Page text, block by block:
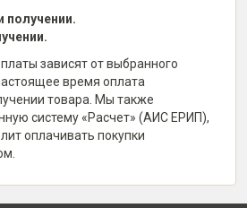
получении.
зависят от выбранного
время оплата
товара. Мы также
систему «Расчет» (АИС ЕРИП),
оплачивать покупки